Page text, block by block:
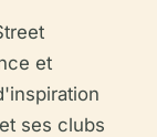
et
ses clubs